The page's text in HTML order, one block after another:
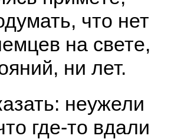
что нет
на свете,
ни лет.
неужели
где-то вдали